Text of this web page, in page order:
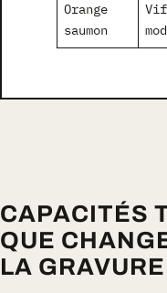
Orange
saumon
CAPACITÉS
QUE
LA